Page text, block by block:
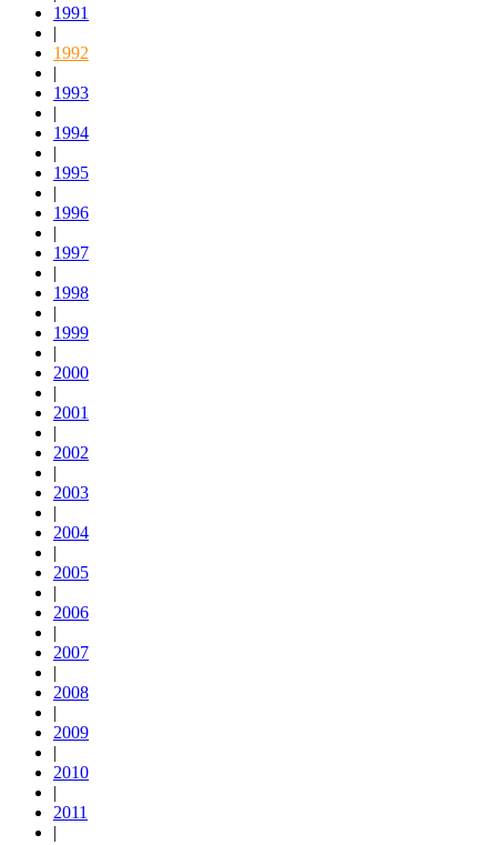
1991
|
1992
|
1993
|
1994
|
1995
|
1996
|
1997
|
1998
|
1999
|
2000
|
2001
|
2002
|
2003
|
2004
|
2005
|
2006
|
2007
|
2008
|
2009
|
2010
|
2011
|